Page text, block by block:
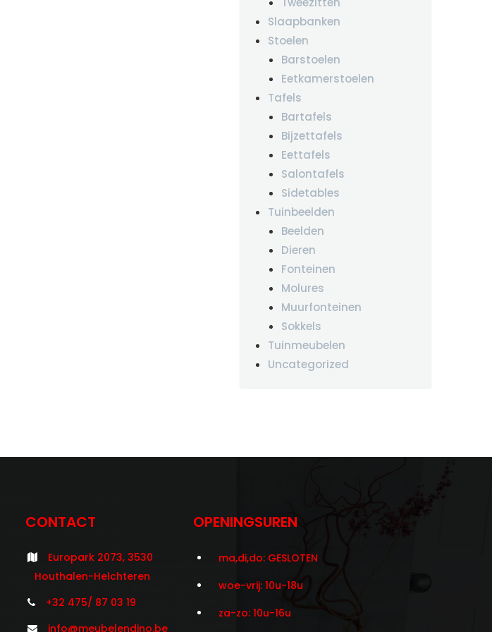
Slaapbanken
Stoelen
Barstoelen
Eetkamerstoelen
Tafels
Bartafels
Bijzettafels
Eettafels
Salontafels
Sidetables
Tuinbeelden
Beelden
Dieren
Fonteinen
Molures
Muurfonteinen
Sokkels
Tuinmeubelen
Uncategorized
CONTACT
Europark 2073, 3530
Houthalen-Helchteren
+32 475/ 87 03 19
info@meubelendino.be
OPENINGSUREN
ma,di,do: GESLOTEN
woe-vrij: 10u-18u
za-zo: 10u-16u